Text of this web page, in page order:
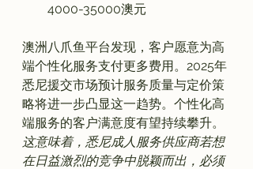
4000-35000澳元
澳洲八爪鱼平台发现，客户愿意为高
端个性化服务支付更多费用。2025年
悉尼援交市场预计服务质量与定价策
略将进一步凸显这一趋势。个性化高
端服务的客户满意度有望持续攀升。
这意味着，悉尼成人服务供应商若想
在日益激烈的竞争中脱颖而出，必须